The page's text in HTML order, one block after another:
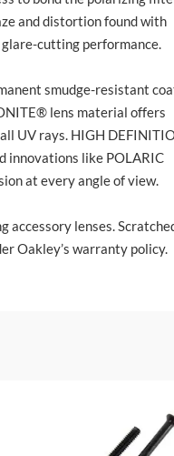
and distortion found with
cutting performance.
smudge-resistant
® lens material offers
UV rays. HIGH
innovations like POLARIC
at every angle of view.
accessory lenses.
Oakley’s warranty policy.